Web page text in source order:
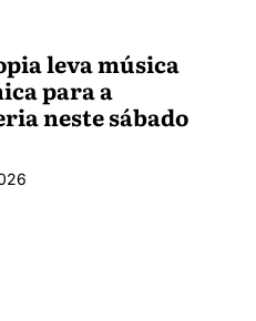
leva música
para a
neste sábado